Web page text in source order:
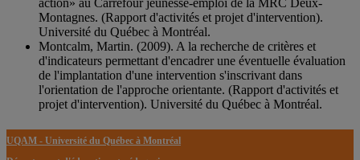
Montagnes. (Rapport d'activités et projet d'intervention).
Université du Québec à Montréal.
Montcalm, Martin. (2009). A la recherche de critères et
d'indicateurs permettant d'encadrer une éventuelle évaluation
de l'implantation d'une intervention s'inscrivant dans
l'orientation de l'approche orientante. (Rapport d'activités et
projet d'intervention). Université du Québec à Montréal.
UQAM - Université du Québec à Montréal